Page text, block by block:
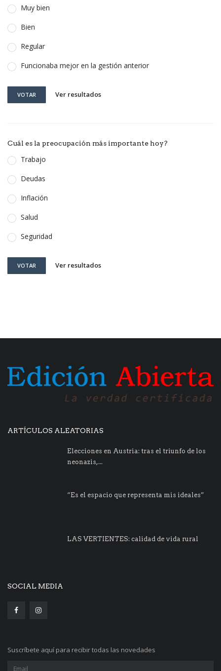
Muy bien
Bien
Regular
Funcionaba mejor en la gestión anterior
VOTAR Ver resultados
Cuál es la preocupación más importante hoy?
Trabajo
Deudas
Inflación
Salud
Seguridad
VOTAR Ver resultados
ARTÍCULOS ALEATORIAS
Elecciones en Austria: tras el triunfo de los
neonazis,...
“Es el espacio que representa mis ideales”
LAS VERTIENTES: calidad de vida rural
SOCIAL MEDIA
Suscríbete aquí para recibir todas las novedades